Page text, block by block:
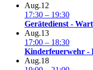
Aug.12
17:30 – 19:30
Gerätedienst -
Aug.13
17:00 – 18:30
Kinderfeuerwehr -
Aug.18